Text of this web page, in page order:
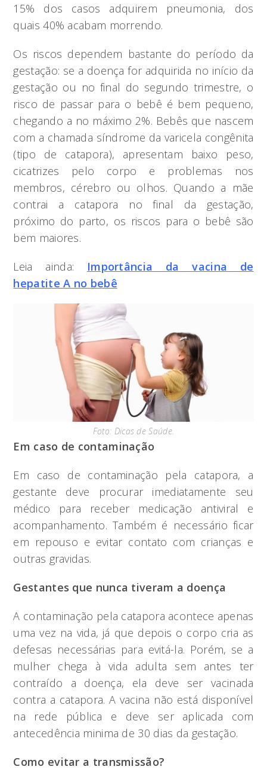
15% dos casos adquirem pneumonia, dos
quais 40% acabam morrendo.
Os riscos dependem bastante do período da
gestação: se a doença for adquirida no início da
gestação ou no final do segundo trimestre, o
risco de passar para o bebê é bem pequeno,
chegando a no máximo 2%. Bebês que nascem
com a chamada síndrome da varicela congênita
(tipo de catapora), apresentam baixo peso,
cicatrizes pelo corpo e problemas nos
membros, cérebro ou olhos. Quando a mãe
contrai a catapora no final da gestação,
próximo do parto, os riscos para o bebê são
bem maiores.
Leia ainda: Importância da vacina de
hepatite A no bebê
Foto: Dicas de Saúde.
Em caso de contaminação
Em caso de contaminação pela catapora, a
gestante deve procurar imediatamente seu
médico para receber medicação antiviral e
acompanhamento. Também é necessário ficar
em repouso e evitar contato com crianças e
outras gravidas.
Gestantes que nunca tiveram a doença
A contaminação pela catapora acontece apenas
uma vez na vida, já que depois o corpo cria as
defesas necessárias para evitá-la. Porém, se a
mulher chega à vida adulta sem antes ter
contraído a doença, ela deve ser vacinada
contra a catapora. A vacina não está disponível
na rede pública e deve ser aplicada com
antecedência minima de 30 dias da gestação.
Como evitar a transmissão?